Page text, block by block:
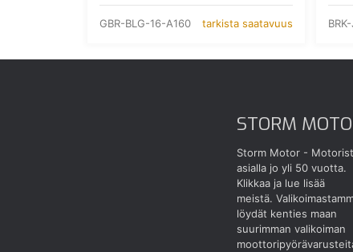
GBR-BLG-16-A160 tarkista saatavuus
STORM
Storm Motor -
asialla jo yli 50 vuotta.
Klikkaa ja lue lisää
meistä.
löydät kenties maan
suurimman valikoiman